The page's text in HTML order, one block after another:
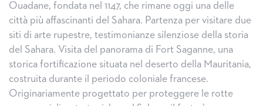
Ouadane, fondata nel 1147, che rimane oggi una delle
città più affascinanti del Sahara. Partenza per visitare due
siti di arte rupestre, testimonianze silenziose della storia
del Sahara. Visita del panorama di Fort Saganne, una
storica fortificazione situata nel deserto della Mauritania,
costruita durante il periodo coloniale francese.
Originariamente progettato per proteggere le rotte